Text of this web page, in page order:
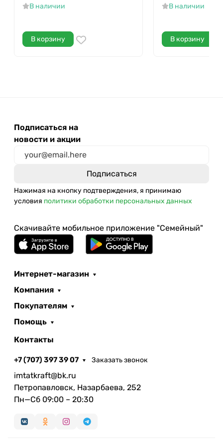
В наличии
В корзину
В наличии
В корзину
Подписаться на
новости и акции
Нажимая на кнопку подтверждения, я принимаю
условия политики обработки персональных данных
Скачивайте мобильное приложение "Семейный"
Интернет-магазин
Компания
Покупателям
Помощь
Контакты
+7 (707) 397 39 07 Заказать звонок
imtatkraft@bk.ru
Петропавловск, Назарбаева, 252
Пн—Сб 09:00 – 20:30